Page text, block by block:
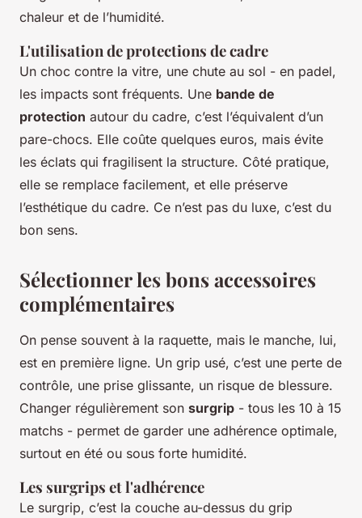
chaleur et de l’humidité.
L'utilisation de protections de cadre
Un choc contre la vitre, une chute au sol - en padel,
les impacts sont fréquents. Une bande de
protection autour du cadre, c’est l’équivalent d’un
pare-chocs. Elle coûte quelques euros, mais évite
les éclats qui fragilisent la structure. Côté pratique,
elle se remplace facilement, et elle préserve
l’esthétique du cadre. Ce n’est pas du luxe, c’est du
bon sens.
Sélectionner les bons accessoires
complémentaires
On pense souvent à la raquette, mais le manche, lui,
est en première ligne. Un grip usé, c’est une perte de
contrôle, une prise glissante, un risque de blessure.
Changer régulièrement son surgrip - tous les 10 à 15
matchs - permet de garder une adhérence optimale,
surtout en été ou sous forte humidité.
Les surgrips et l'adhérence
Le surgrip, c’est la couche au-dessus du grip